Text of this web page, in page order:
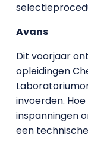
Avans
Dit voorjaar
opleidingen
invoerden.
inspanningen
een